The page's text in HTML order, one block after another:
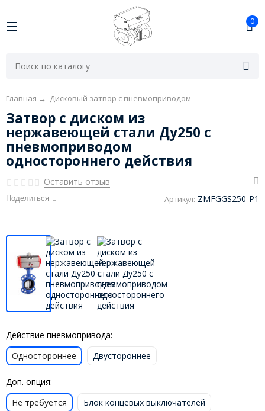
0
Главная → Дисковый затвор с пневмоприводом
Затвор с диском из
нержавеющей стали Ду250 с
пневмоприводом
одностороннего действия
Оставить отзыв
Поделиться Артикул: ZMFGGS250-P1
Действие пневмопривода:
Одностороннее
Двустороннее
Доп. опция:
Не требуется
Блок концевых выключателей